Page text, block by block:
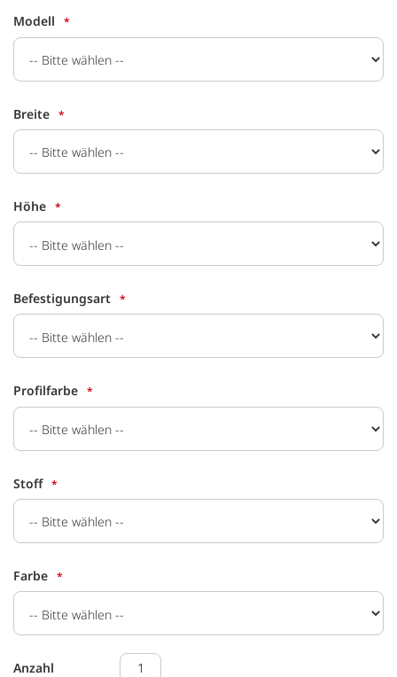
Modell
Breite
Höhe
Befestigungsart
Profilfarbe
Stoff
Farbe
Anzahl